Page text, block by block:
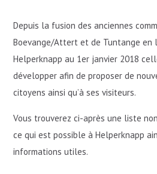
Depuis la fusion des anciennes
Boevange/Attert et de Tuntange en
Helperknapp au 1er janvier 2018
développer afin de proposer de
citoyens ainsi qu’à ses visiteurs.
Vous trouverez ci-après une liste
ce qui est possible à Helperknapp
informations utiles.